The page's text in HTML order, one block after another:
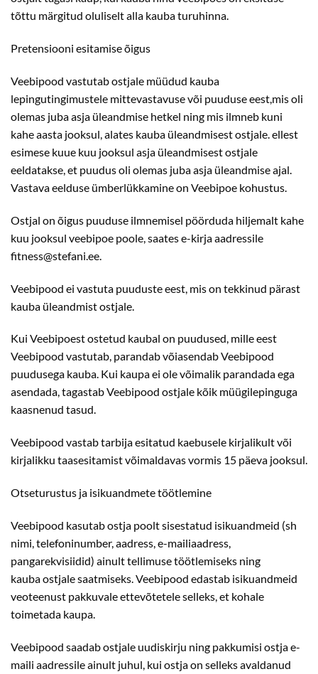
tõttu märgitud oluliselt alla kauba turuhinna.
Pretensiooni esitamise õigus
Veebipood vastutab ostjale müüdud kauba
lepingutingimustele mittevastavuse või puuduse eest,mis oli
olemas juba asja üleandmise hetkel ning mis ilmneb kuni
kahe aasta jooksul, alates kauba üleandmisest ostjale. ellest
esimese kuue kuu jooksul asja üleandmisest ostjale
eeldatakse, et puudus oli olemas juba asja üleandmise ajal.
Vastava eelduse ümberlükkamine on Veebipoe kohustus.
Ostjal on õigus puuduse ilmnemisel pöörduda hiljemalt kahe
kuu jooksul veebipoe poole, saates e-kirja aadressile
fitness@stefani.ee.
Veebipood ei vastuta puuduste eest, mis on tekkinud pärast
kauba üleandmist ostjale.
Kui Veebipoest ostetud kaubal on puudused, mille eest
Veebipood vastutab, parandab võiasendab Veebipood
puudusega kauba. Kui kaupa ei ole võimalik parandada ega
asendada, tagastab Veebipood ostjale kõik müügilepinguga
kaasnenud tasud.
Veebipood vastab tarbija esitatud kaebusele kirjalikult või
kirjalikku taasesitamist võimaldavas vormis 15 päeva jooksul.
Otseturustus ja isikuandmete töötlemine
Veebipood kasutab ostja poolt sisestatud isikuandmeid (sh
nimi, telefoninumber, aadress, e-mailiaadress,
pangarekvisiidid) ainult tellimuse töötlemiseks ning
kauba ostjale saatmiseks. Veebipood edastab isikuandmeid
veoteenust pakkuvale ettevõtetele selleks, et kohale
toimetada kaupa.
Veebipood saadab ostjale uudiskirju ning pakkumisi ostja e-
maili aadressile ainult juhul, kui ostja on selleks avaldanud